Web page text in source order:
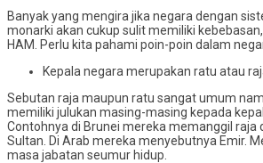
Banyak yang mengira jika negara dengan
monarki akan cukup sulit memiliki
HAM. Perlu kita pahami poin-poin dalam
Kepala negara merupakan ratu atau
Sebutan raja maupun ratu sangat umum
memiliki julukan masing-masing kepada
Contohnya di Brunei mereka memanggil raja
Sultan. Di Arab mereka menyebutnya Emir.
masa jabatan seumur hidup.